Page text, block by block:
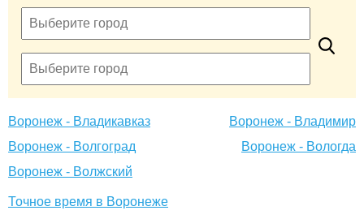
Воронеж - Владикавказ
Воронеж - Владимир
Воронеж - Волгоград
Воронеж - Вологда
Воронеж - Волжский
Точное время в Воронеже